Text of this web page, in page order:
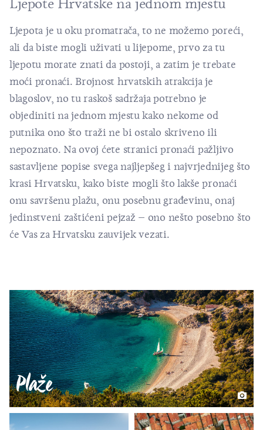
Ljepote Hrvatske na jednom mjestu
Ljepota je u oku promatrača, to ne možemo poreći,
ali da biste mogli uživati u lijepome, prvo za tu
ljepotu morate znati da postoji, a zatim je trebate
moći pronaći. Brojnost hrvatskih atrakcija je
blagoslov, no tu raskoš sadržaja potrebno je
objediniti na jednom mjestu kako nekome od
putnika ono što traži ne bi ostalo skriveno ili
nepoznato. Na ovoj ćete stranici pronaći pažljivo
sastavljene popise svega najljepšeg i najvrjednijeg što
krasi Hrvatsku, kako biste mogli što lakše pronaći
onu savršenu plažu, onu posebnu građevinu, onaj
jedinstveni zaštićeni pejzaž – ono nešto posebno što
će Vas za Hrvatsku zauvijek vezati.
Plaže